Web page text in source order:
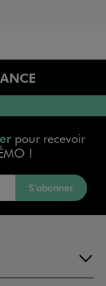
pour recevoir
!
S’abonner